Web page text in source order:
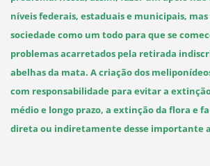
níveis federais, estaduais e municipais,
sociedade como um todo para que se
problemas acarretados pela retirada
abelhas da mata. A criação dos
com responsabilidade para evitar a
médio e longo prazo, a extinção da flora e
direta ou indiretamente desse importante